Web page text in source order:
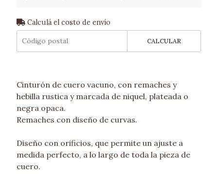
Calculá el costo de envío
CALCULAR
Cinturón de cuero vacuno, con remaches y
hebilla rustica y marcada de niquel, plateada o
negra opaca.
Remaches con diseño de curvas.
Diseño con orificios, que permite un ajuste a
medida perfecto, a lo largo de toda la pieza de
cuero.